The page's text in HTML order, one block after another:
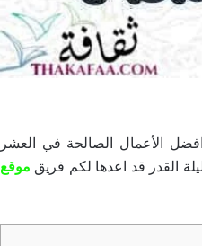
الأعمال الصالحة في العشر
القدر قد اعدها لكم فريق موقع